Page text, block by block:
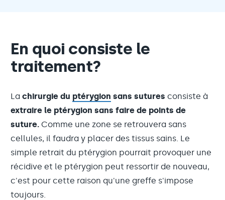
En quoi consiste le
traitement?
La chirurgie du ptérygion sans sutures consiste à
extraire le ptérygion sans faire de points de
suture. Comme une zone se retrouvera sans
cellules, il faudra y placer des tissus sains. Le
simple retrait du ptérygion pourrait provoquer une
récidive et le ptérygion peut ressortir de nouveau,
c'est pour cette raison qu'une greffe s'impose
toujours.